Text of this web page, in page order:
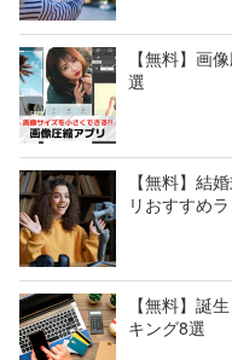
【無料】画
選
【無料】結
リおすすめ
【無料】誕
キング8選